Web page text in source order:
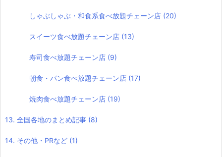
しゃぶしゃぶ・和食系食べ放題チェーン店 (20)
スイーツ食べ放題チェーン店 (13)
寿司食べ放題チェーン店 (9)
朝食・パン食べ放題チェーン店 (17)
焼肉食べ放題チェーン店 (19)
13. 全国各地のまとめ記事 (8)
14. その他・PRなど (1)